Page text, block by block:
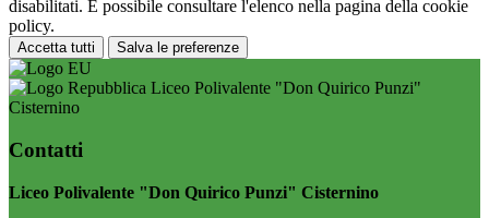
disabilitati. È possibile consultare l'elenco nella pagina della cookie
policy.
Accetta tutti Salva le preferenze
Liceo Polivalente "Don Quirico Punzi"
Cisternino
Contatti
Liceo Polivalente "Don Quirico Punzi" Cisternino